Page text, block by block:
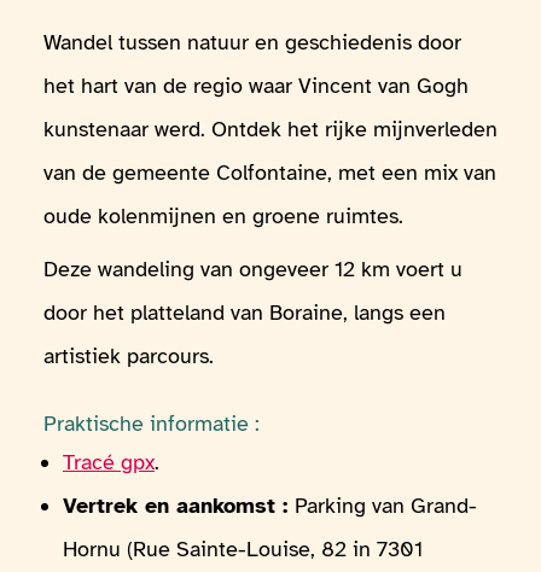
Wandel tussen natuur en geschiedenis door
het hart van de regio waar Vincent van Gogh
kunstenaar werd. Ontdek het rijke mijnverleden
van de gemeente Colfontaine, met een mix van
oude kolenmijnen en groene ruimtes.
Deze wandeling van ongeveer 12 km voert u
door het platteland van Boraine, langs een
artistiek parcours.
Praktische informatie :
Tracé gpx.
Vertrek en aankomst : Parking van Grand-
Hornu (Rue Sainte-Louise, 82 in 7301